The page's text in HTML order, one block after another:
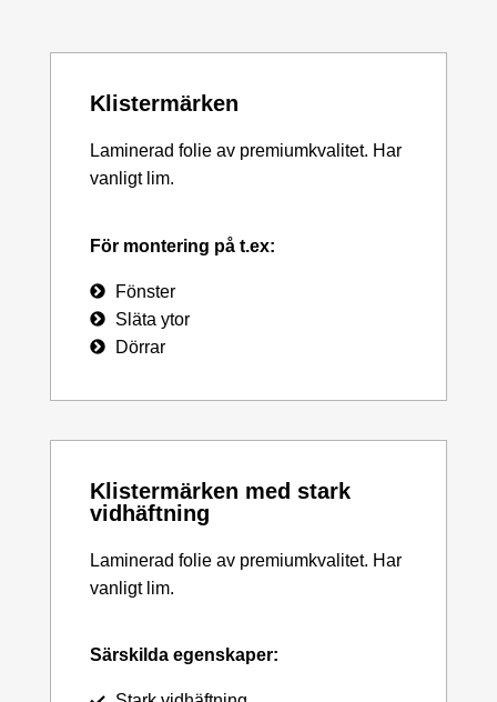
Klistermärken
Laminerad folie av premiumkvalitet. Har
vanligt lim.
För montering på t.ex:
Fönster
Släta ytor
Dörrar
Klistermärken med stark
vidhäftning
Laminerad folie av premiumkvalitet. Har
vanligt lim.
Särskilda egenskaper: